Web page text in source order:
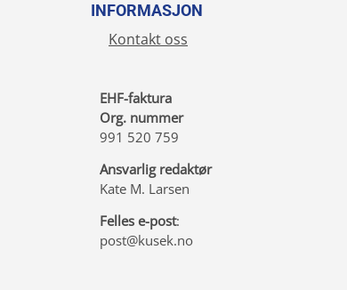
INFORMASJON
Kontakt oss
EHF-faktura
Org. nummer
991 520 759
Ansvarlig redaktør
Kate M. Larsen
Felles e-post:
post@kusek.no